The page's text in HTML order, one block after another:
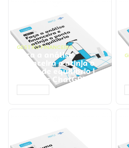
GESTÃO FINANCEIRA
Faça a análise
financeira e atinja o
ponto de equilíbrio |
Prompts ChatGPT